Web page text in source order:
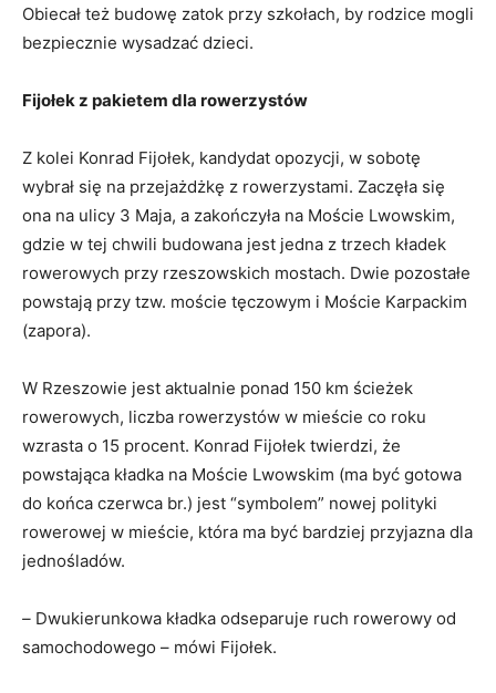
Obiecał też budowę zatok przy szkołach, by rodzice mogli
bezpiecznie wysadzać dzieci.
Fijołek z pakietem dla rowerzystów
Z kolei Konrad Fijołek, kandydat opozycji, w sobotę
wybrał się na przejażdżkę z rowerzystami. Zaczęła się
ona na ulicy 3 Maja, a zakończyła na Moście Lwowskim,
gdzie w tej chwili budowana jest jedna z trzech kładek
rowerowych przy rzeszowskich mostach. Dwie pozostałe
powstają przy tzw. moście tęczowym i Moście Karpackim
(zapora).
W Rzeszowie jest aktualnie ponad 150 km ścieżek
rowerowych, liczba rowerzystów w mieście co roku
wzrasta o 15 procent. Konrad Fijołek twierdzi, że
powstająca kładka na Moście Lwowskim (ma być gotowa
do końca czerwca br.) jest “symbolem” nowej polityki
rowerowej w mieście, która ma być bardziej przyjazna dla
jednośladów.
– Dwukierunkowa kładka odseparuje ruch rowerowy od
samochodowego – mówi Fijołek.